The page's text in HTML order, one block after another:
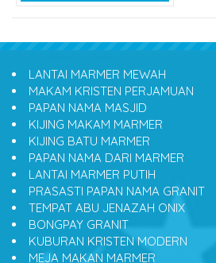
LANTAI MARMER MEWAH
MAKAM KRISTEN PERJAMUAN
PAPAN NAMA MASJID
KIJING MAKAM MARMER
KIJING BATU MARMER
PAPAN NAMA DARI MARMER
LANTAI MARMER PUTIH
PRASASTI PAPAN NAMA GRANIT
TEMPAT ABU JENAZAH ONIX
BONGPAY GRANIT
KUBURAN KRISTEN MODERN
MEJA MAKAN MARMER